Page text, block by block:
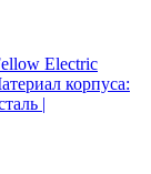
Electric
корпуса:
|